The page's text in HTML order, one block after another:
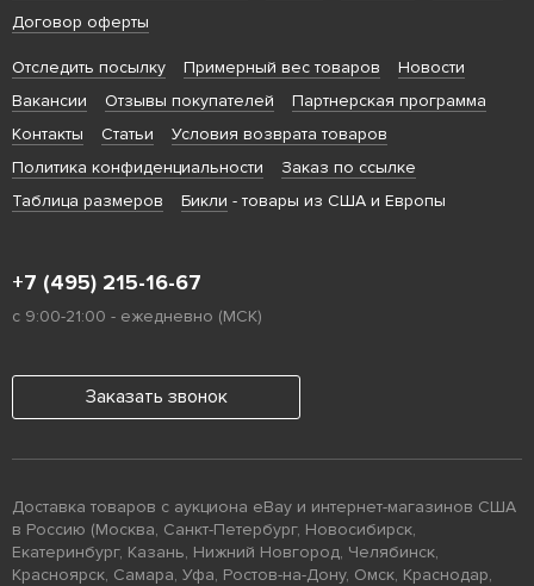
Договор оферты
Отследить посылку Примерный вес товаров
Новости
Вакансии
Отзывы покупателей
Партнерская программа
Контакты
Статьи
Условия возврата товаров
Политика конфиденциальности
Заказ по ссылке
Таблица размеров
Бикли - товары из США и Европы
+7 (495) 215-16-67
с 9:00-21:00 - ежедневно (МСК)
Заказать звонок
Доставка товаров с аукциона eBay и интернет-магазинов США
в Россию (Москва, Санкт-Петербург, Новосибирск,
Екатеринбург, Казань, Нижний Новгород, Челябинск,
Красноярск, Самара, Уфа, Ростов-на-Дону, Омск, Краснодар,